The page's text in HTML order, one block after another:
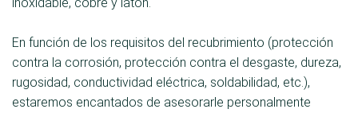
En función de los requisitos del recubrimiento (protección
contra la corrosión, protección contra el desgaste, dureza,
rugosidad, conductividad eléctrica, soldabilidad, etc.),
estaremos encantados de asesorarle personalmente